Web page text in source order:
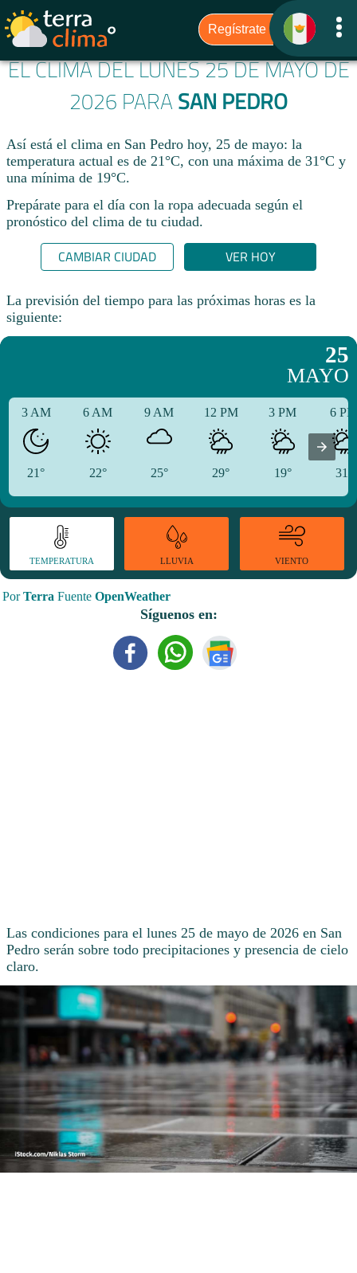
EL CLIMA DEL LUNES 25 DE MAYO DE
2026 PARA SAN PEDRO
Así está el clima en San Pedro hoy, 25 de mayo: la
temperatura actual es de 21°C, con una máxima de 31°C y
una mínima de 19°C.
Prepárate para el día con la ropa adecuada según el
pronóstico del clima de tu ciudad.​
CAMBIAR CIUDAD VER HOY
La previsión del tiempo para las próximas horas es la
siguiente:
25
MAYO
3 AM
21°
6 AM
22°
9 AM
25°
12 PM
29°
3 PM
19°
6
31°
TEMPERATURA LLUVIA VIENTO
PorTerra Fuente OpenWeather
Síguenos en:
Las condiciones para el lunes 25 de mayo de 2026 en San
Pedro serán sobre todo precipitaciones y presencia de cielo
claro.